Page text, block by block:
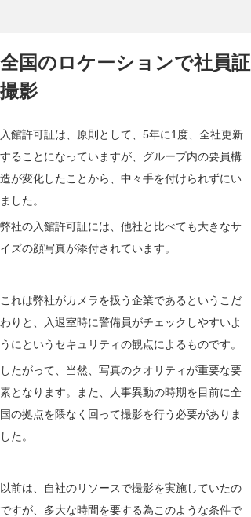
全国のロケーションで社員証
撮影
入館許可証は、原則として、5年に1度、全社更新
することになっていますが、グループ内の要員構
造が変化したことから、中々手を付けられずにい
ました。
弊社の入館許可証には、他社と比べても大きなサ
イズの顔写真が添付されています。
これは弊社がカメラを扱う企業であるというこだ
わりと、入退室時に警備員がチェックしやすいよ
うにというセキュリティの観点によるものです。
したがって、当然、写真のクオリティが重要な要
素となります。また、人事異動の時期を目前に全
国の拠点を隈なく回って撮影を行う必要がありま
した。
以前は、自社のリソースで撮影を実施していたの
ですが、多大な時間を要する為このような条件で